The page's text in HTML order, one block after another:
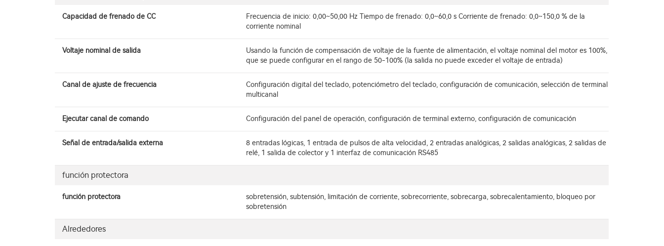
Capacidad de frenado de CC
Frecuencia de inicio: 0,00~50,00 Hz Tiempo de frenado: 0,0~60,0 s Corriente de frenado: 0,0~150,0 % de la
corriente nominal
Voltaje nominal de salida
Usando la función de compensación de voltaje de la fuente de alimentación, el voltaje nominal del motor es 100%,
que se puede configurar en el rango de 50-100% (la salida no puede exceder el voltaje de entrada)
Canal de ajuste de frecuencia
Configuración digital del teclado, potenciómetro del teclado, configuración de comunicación, selección de terminal
multicanal
Ejecutar canal de comando Configuración del panel de operación, configuración de terminal externo, configuración de comunicación
Señal de entrada/salida externa
8 entradas lógicas, 1 entrada de pulsos de alta velocidad, 2 entradas analógicas, 2 salidas analógicas, 2 salidas de
relé, 1 salida de colector y 1 interfaz de comunicación RS485
función protectora
función protectora
sobretensión, subtensión, limitación de corriente, sobrecorriente, sobrecarga, sobrecalentamiento, bloqueo por
sobretensión
Alrededores